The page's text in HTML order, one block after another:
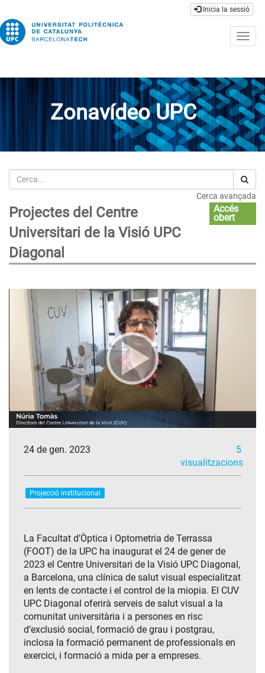
Inicia la sessió
Zonavídeo UPC
Cerca
Cerca avançada
Projectes del Centre
Universitari de la Visió UPC
Diagonal
Accés
obert
24 de gen. 2023
5
visualitzacions
Projecció institucional
La Facultat d’Òptica i Optometria de Terrassa
(FOOT) de la UPC ha inaugurat el 24 de gener de
2023 el Centre Universitari de la Visió UPC Diagonal,
a Barcelona, una clínica de salut visual especialitzat
en lents de contacte i el control de la miopia. El CUV
UPC Diagonal oferirà serveis de salut visual a la
comunitat universitària i a persones en risc
d’exclusió social, formació de grau i postgrau,
inclosa la formació permanent de professionals en
exercici, i formació a mida per a empreses.